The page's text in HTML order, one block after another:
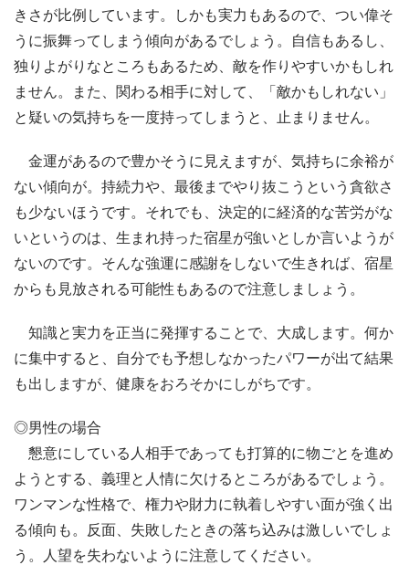
きさが比例しています。しかも実力もあるので、つい偉そ
うに振舞ってしまう傾向があるでしょう。自信もあるし、
独りよがりなところもあるため、敵を作りやすいかもしれ
ません。また、関わる相手に対して、「敵かもしれない」
と疑いの気持ちを一度持ってしまうと、止まりません。
金運があるので豊かそうに見えますが、気持ちに余裕が
ない傾向が。持続力や、最後までやり抜こうという貪欲さ
も少ないほうです。それでも、決定的に経済的な苦労がな
いというのは、生まれ持った宿星が強いとしか言いようが
ないのです。そんな強運に感謝をしないで生きれば、宿星
からも見放される可能性もあるので注意しましょう。
知識と実力を正当に発揮することで、大成します。何か
に集中すると、自分でも予想しなかったパワーが出て結果
も出しますが、健康をおろそかにしがちです。
◎男性の場合
懇意にしている人相手であっても打算的に物ごとを進め
ようとする、義理と人情に欠けるところがあるでしょう。
ワンマンな性格で、権力や財力に執着しやすい面が強く出
る傾向も。反面、失敗したときの落ち込みは激しいでしょ
う。人望を失わないように注意してください。